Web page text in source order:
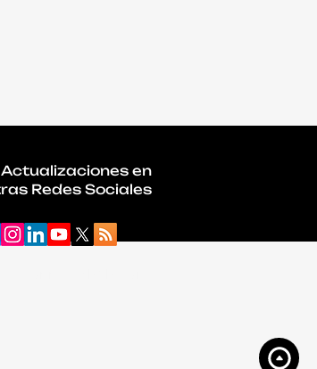
Actualizaciones en
Redes Sociales